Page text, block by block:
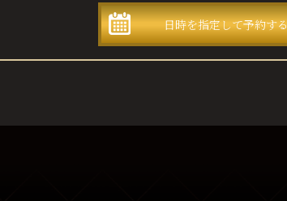
日時を指定して予約する